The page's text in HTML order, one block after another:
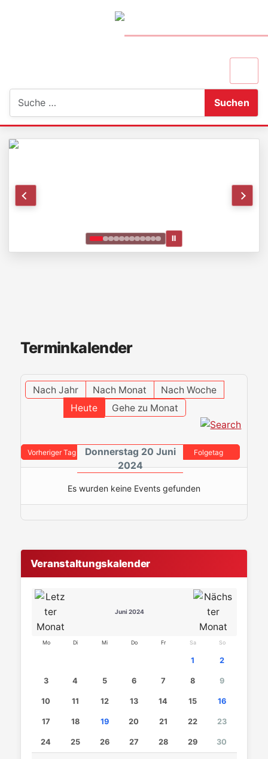
Suchen
Ⅱ
Terminkalender
Nach Jahr Nach Monat
Nach Woche
Heute
Gehe zu Monat
Vorheriger Tag
Donnerstag 20 Juni
2024
Folgetag
Es wurden keine Events gefunden
Veranstaltungskalender
Juni 2024
Mo Di Mi Do Fr Sa So
1 2
3 4 5 6 7 8 9
10 11 12 13 14 15 16
17 18 19 20 21 22 23
24 25 26 27 28 29 30